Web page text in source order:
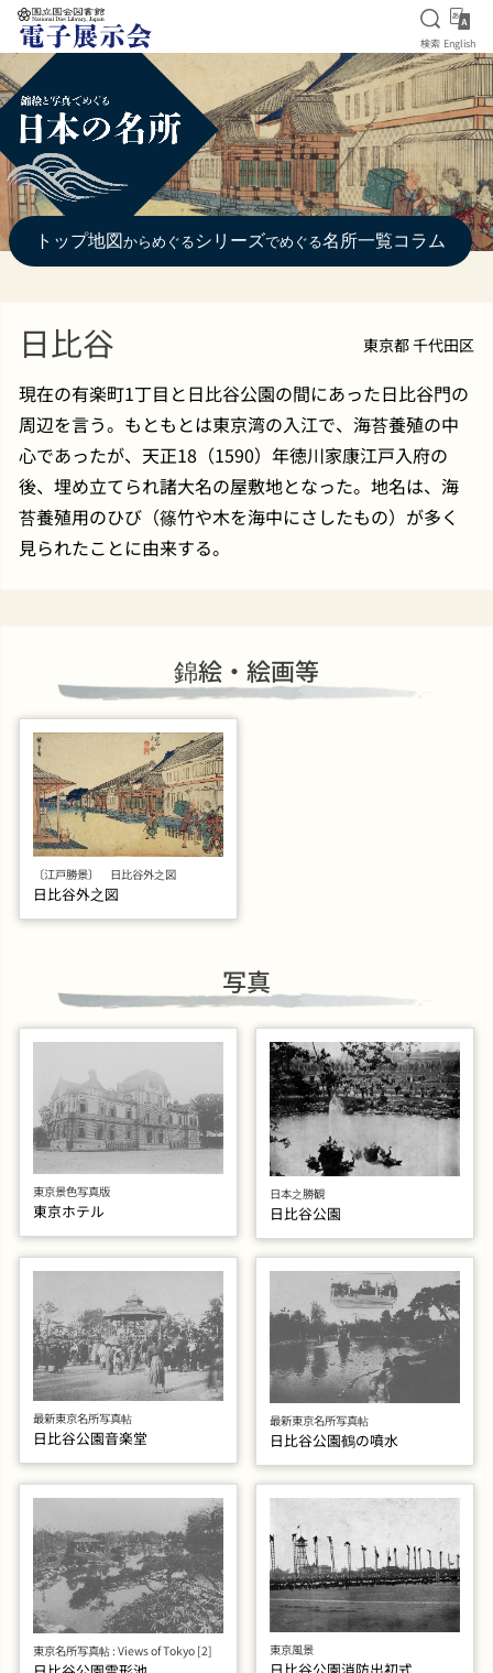
本文へ移動
検索を
検索 English
トップ地図 からめぐる シリーズでめぐる名所一覧コラム
日比谷 東京都 千代田区
現在の有楽町1丁目と日比谷公園の間にあった日比谷門の
周辺を言う。もともとは東京湾の入江で、海苔養殖の中
心であったが、天正18（1590）年徳川家康江戸入府の
後、埋め立てられ諸大名の屋敷地となった。地名は、海
苔養殖用のひび（篠竹や木を海中にさしたもの）が多く
見られたことに由来する。
錦絵・絵画等
〔江戸勝景〕 日比谷外之図
日比谷外之図
写真
東京景色写真版
東京ホテル
日本之勝観
日比谷公園
最新東京名所写真帖
日比谷公園音楽堂
最新東京名所写真帖
日比谷公園鶴の噴水
東京名所写真帖 : Views of Tokyo [2] 東京風景
日比谷公園消防出初式